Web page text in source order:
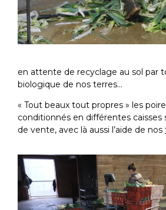
en attente de recyclage au sol par
biologique de nos terres…
« Tout beaux tout propres » les
conditionnés en différentes caisses
de vente, avec là aussi l’aide de nos